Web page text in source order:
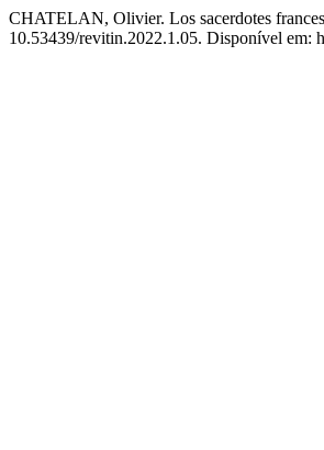
CHATELAN, Olivier. Los sacerdotes
10.53439/revitin.2022.1.05. Disponível em: